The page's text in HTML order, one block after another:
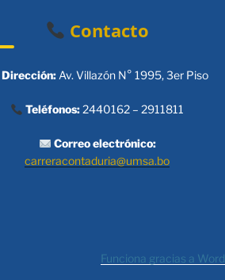
Contacto
Dirección:Av. Villazón N° 1995, 3er Piso
Teléfonos:2440162 – 2911811
Correo electrónico:
carreracontaduria@umsa.bo
Funciona gracias a